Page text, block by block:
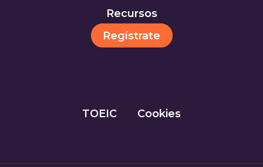
Recursos
Regístrate
TOEIC Cookies